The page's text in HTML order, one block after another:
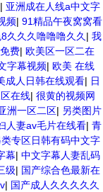
| 亚洲成在人线a中文字
频| 91精品午夜窝窝看
久久久噜噜噜久久 | 我
费| 欧美区一区二在
字幕视频| 欧美 在线
成人日韩在线观看| 日
在线| 很黄的视频网
洲一区二区| 另类图片
人妻av毛片在线看| 青
类专区日韩有码中文字
幕| 中文字幕人妻乱码
级| 国产综合色最新在
| 国产成人久久久久久